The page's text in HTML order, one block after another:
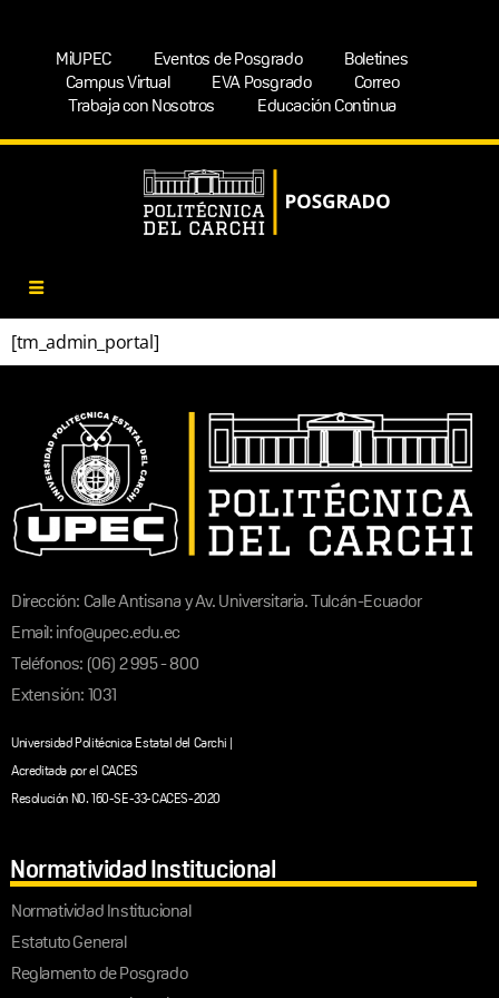
MiUPEC Eventos de Posgrado
Boletines
Campus Virtual
EVA Posgrado
Correo
Trabaja con Nosotros
Educación Continua
[tm_admin_portal]
Dirección: Calle Antisana y Av. Universitaria. Tulcán-Ecuador
Email: info@upec.edu.ec
Teléfonos: (06) 2 995 - 800
Extensión: 1031
Universidad Politécnica Estatal del Carchi |
Acreditada por el CACES
Resolución N0. 160-SE-33-CACES-2020
Normatividad Institucional
Normatividad Institucional
Estatuto General
Reglamento de Posgrado